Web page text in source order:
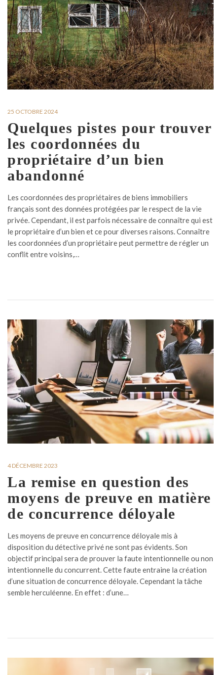
25 OCTOBRE 2024
Quelques pistes pour trouver
les coordonnées du
propriétaire d’un bien
abandonné
Les coordonnées des propriétaires de biens immobiliers
français sont des données protégées par le respect de la vie
privée. Cependant, il est parfois nécessaire de connaître qui est
le propriétaire d’un bien et ce pour diverses raisons. Connaître
les coordonnées d’un propriétaire peut permettre de régler un
conflit entre voisins,…
4 DÉCEMBRE 2023
La remise en question des
moyens de preuve en matière
de concurrence déloyale
Les moyens de preuve en concurrence déloyale mis à
disposition du détective privé ne sont pas évidents. Son
objectif principal sera de prouver la faute intentionnelle ou non
intentionnelle du concurrent. Cette faute entraine la création
d’une situation de concurrence déloyale. Cependant la tâche
semble herculéenne. En effet : d’une…